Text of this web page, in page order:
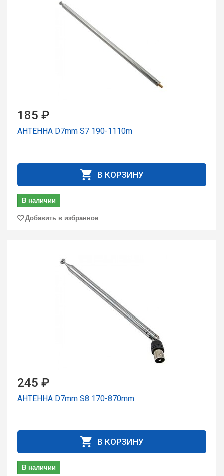
185 ₽
АНТЕННА D7mm S7 190-1110m
В КОРЗИНУ
В наличии
Добавить в избранное
245 ₽
АНТЕННА D7mm S8 170-870mm
В КОРЗИНУ
В наличии